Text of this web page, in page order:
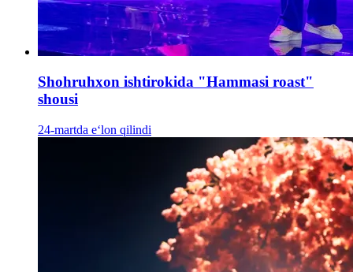
Shohruhxon ishtirokida "Hammasi roast"
shousi
24-martda e‘lon qilindi